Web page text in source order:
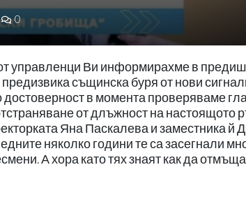
0
управленци Ви информирахме в
същинска буря от нови
в момента проверяваме
от длъжност на настоящото
Яна Паскалева и заместника й
няколко години те са засегнали
А хора като тях знаят как да